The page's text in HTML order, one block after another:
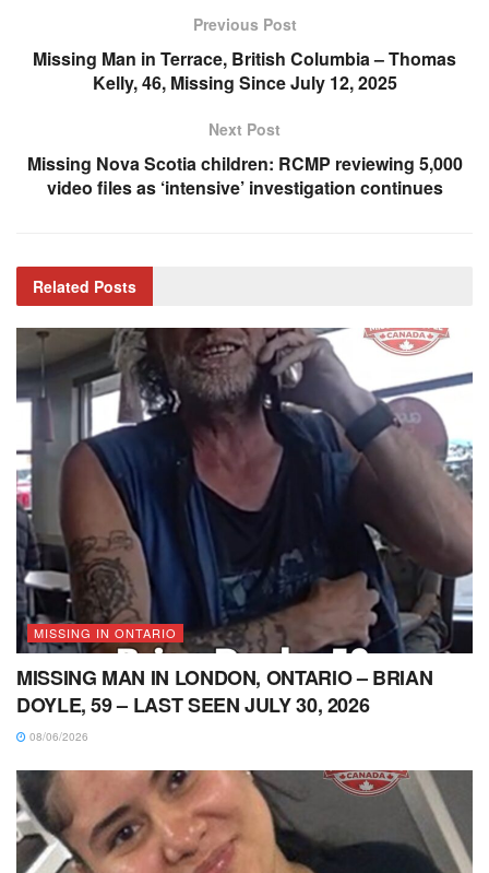
Previous Post
Missing Man in Terrace, British Columbia – Thomas
Kelly, 46, Missing Since July 12, 2025
Next Post
Missing Nova Scotia children: RCMP reviewing 5,000
video files as ‘intensive’ investigation continues
Related Posts
MISSING IN ONTARIO
MISSING MAN IN LONDON, ONTARIO – BRIAN
DOYLE, 59 – LAST SEEN JULY 30, 2026
08/06/2026